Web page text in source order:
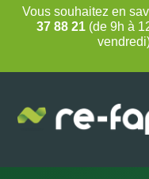
Vous souhaitez en
37 88 21 (de 9h à